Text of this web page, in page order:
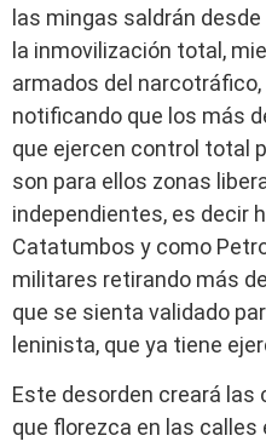
las mingas saldrán
la inmovilización total,
armados del
notificando que los más
que ejercen control total
son para ellos zonas
independientes, es decir
Catatumbos y como
militares retirando más
que se sienta validado
leninista, que ya tiene
Este desorden creará
que florezca en las